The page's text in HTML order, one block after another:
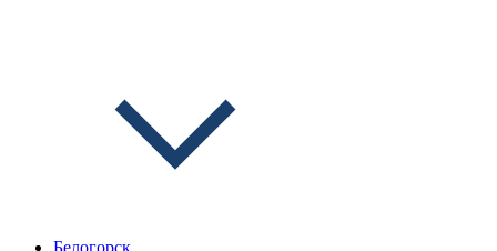
Белогорск